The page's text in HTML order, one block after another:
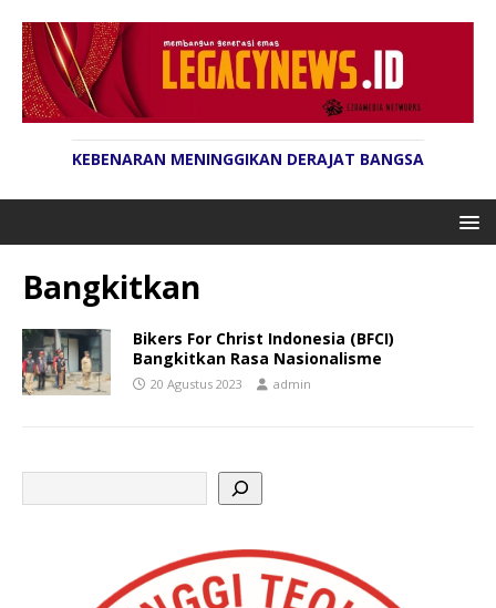
KEBENARAN MENINGGIKAN DERAJAT BANGSA
Bangkitkan
Bikers For Christ Indonesia (BFCI)
Bangkitkan Rasa Nasionalisme
20 Agustus 2023 admin